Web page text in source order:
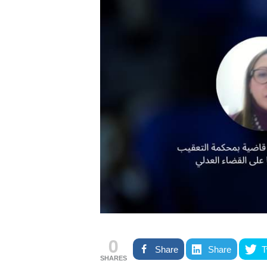
0
SHARES
Share Share